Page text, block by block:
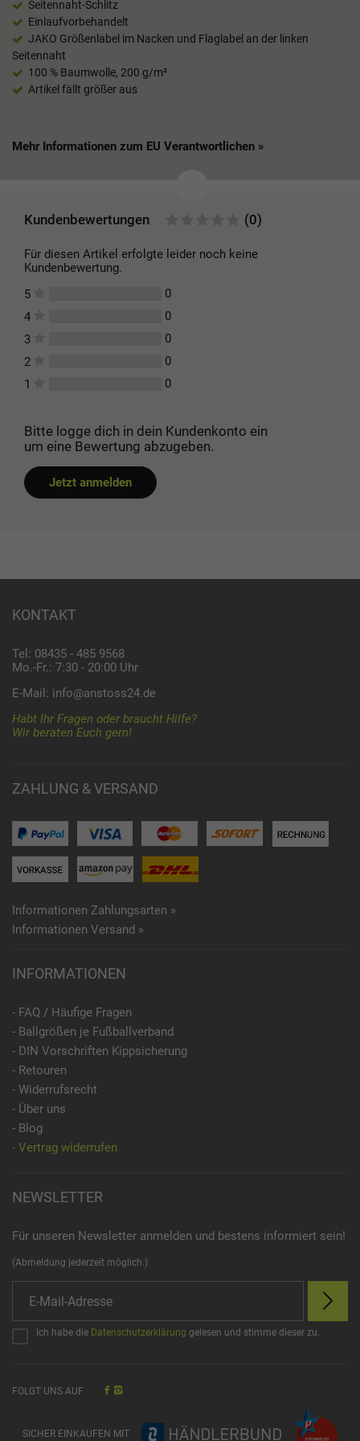
Seitennaht-Schlitz
Einlaufvorbehandelt
JAKO Größenlabel im Nacken und Flaglabel an der linken
Seitennaht
100 % Baumwolle, 200 g/m²
Artikel fällt größer aus
Mehr Informationen zum EU Verantwortlichen »
Kundenbewertungen (0)
Für diesen Artikel erfolgte leider noch keine
Kundenbewertung.
5
0
4
0
3
0
2
0
1
0
Bitte logge dich in dein Kundenkonto ein
um eine Bewertung abzugeben.
Jetzt anmelden
KONTAKT
Tel: 08435 - 485 9568
Mo.-Fr.: 7:30 - 20:00 Uhr
E-Mail: info@anstoss24.de
Habt Ihr Fragen oder braucht Hilfe?
Wir beraten Euch gern!
ZAHLUNG & VERSAND
Informationen Zahlungsarten »
Informationen Versand »
INFORMATIONEN
- FAQ / Häufige Fragen
- Ballgrößen je Fußballverband
- DIN Vorschriften Kippsicherung
- Retouren
- Widerrufsrecht
- Über uns
- Blog
- Vertrag widerrufen
NEWSLETTER
Für unseren Newsletter anmelden und bestens informiert sein!
(Abmeldung jederzeit möglich.)
Ich habe die Datenschutzerklärung gelesen und stimme dieser zu.
FOLGT UNS AUF
SICHER EINKAUFEN MIT